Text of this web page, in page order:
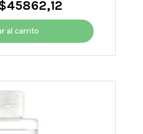
45862,12
precio
es:
$45862,12.
al carrito